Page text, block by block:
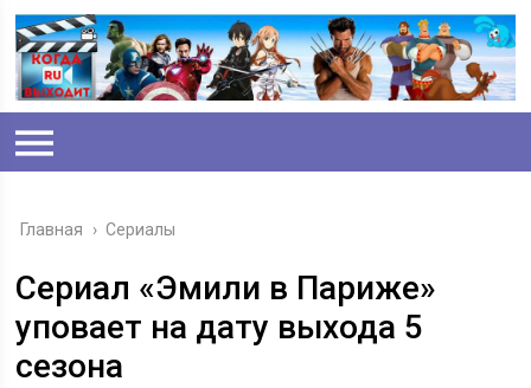
Главная › Сериалы
Сериал «Эмили в Париже»
уповает на дату выхода 5
сезона